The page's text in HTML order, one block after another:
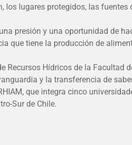
lugares protegidos, las
presión y una oportunidad de
que tiene la producción de
Recursos Hídricos de la
y la transferencia de
que integra cinco
Sur de Chile.